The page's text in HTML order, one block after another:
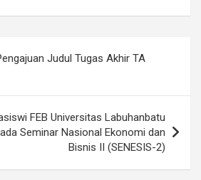
Judul Tugas Akhir TA
FEB Universitas Labuhanbatu
Seminar Nasional Ekonomi dan
Bisnis II (SENESIS-2)